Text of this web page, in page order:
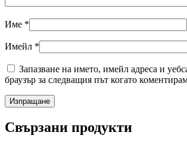
Име *
Имейл *
Запазване на името, имейл адреса и
браузър за следващия път когато
Свързани продукти